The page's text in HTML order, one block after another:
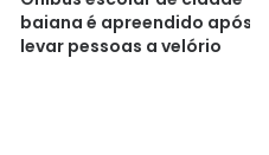
baiana é apreendido após
levar pessoas a velório